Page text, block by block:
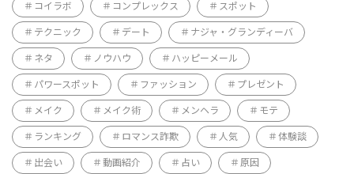
コイラボ コンプレックス スポット
テクニック デート ナジャ・グランディーバ
ネタ ノウハウ ハッピーメール
パワースポット ファッション プレゼント
メイク メイク術 メンヘラ モテ
ランキング ロマンス詐欺 人気 体験談
出会い 動画紹介 占い 原因